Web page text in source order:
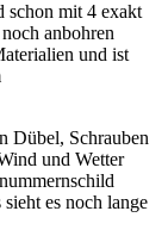
schon mit 4 exakt
anbohren
und ist
Dübel, Schrauben
und Wetter
es noch lange